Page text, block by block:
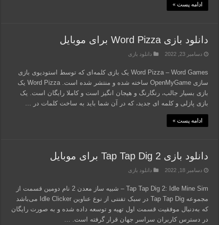
ادامه پست »
دانلود بازی Word Pizza برای موبایل
دسامبر 23, 2022 دانلود بازی
Word Pizza – Word Games یک بازی کلمه‌ای که توسط استودیوی بازی
سازی OpenMyGame ساخته شده و منتشر شده است. Word Pizza یک
بازی بسیار جالب، رنگارنگ و هیجان انگیز است و کاملا رایگان است. یک
بازی پازلی و کلمه ای جدید، که در آن شما باید به ساخت کلمات در …
ادامه پست »
دانلود بازی Tap Tap Dig 2 برای موبایل
دسامبر 18, 2022 دانلود بازی
Tap Tap Dig 2: Idle Mine Sim – شبیه ساز معدن 2 نام دومین قسمت از
مجموعه Tap Tap Dig در سبک تفننی از نوع عناوین Idle Clicker می‌باشد
که به‌دنبال موفقیت قسمت اول تهیه و توسعه داده شده و به صورت رایگان
در دسترس کاربران سراسر جهان قرار گرفته است. …